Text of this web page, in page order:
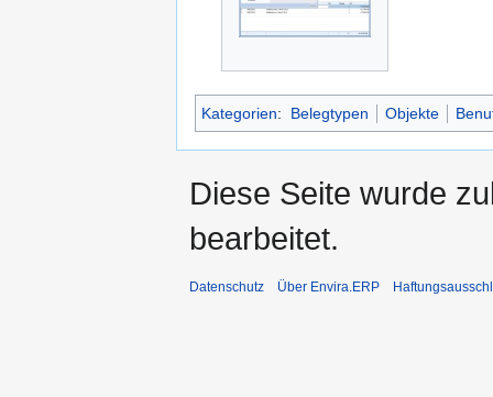
Kategorien: Belegtypen Objekte
Diese Seite wurde
bearbeitet.
Datenschutz Über Envira.ERP